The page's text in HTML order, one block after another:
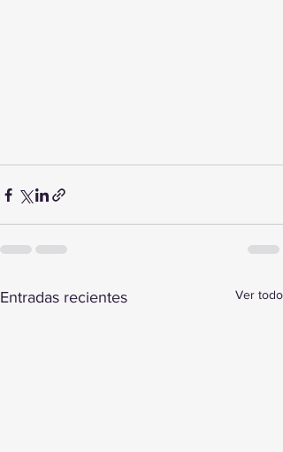
Entradas recientes Ver todo